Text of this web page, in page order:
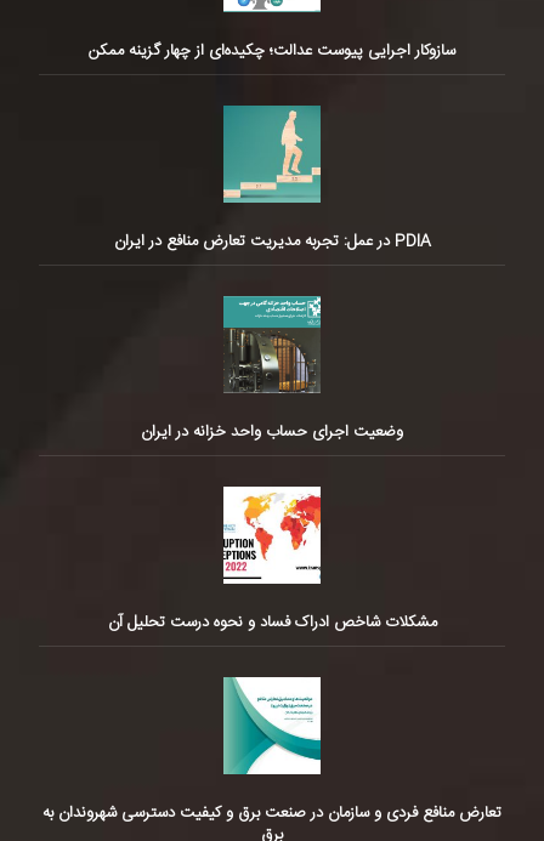
سازوکار اجرایی پیوست عدالت؛ چکیده‌ای از چهار گزینه ممکن
PDIA در عمل: تجربه مدیریت تعارض منافع در ایران
وضعیت اجرای حساب واحد خزانه در ایران
مشکلات شاخص ادراک فساد و نحوه درست تحلیل آن
تعارض منافع فردی و سازمان در صنعت برق و کیفیت دسترسی شهروندان به
برق